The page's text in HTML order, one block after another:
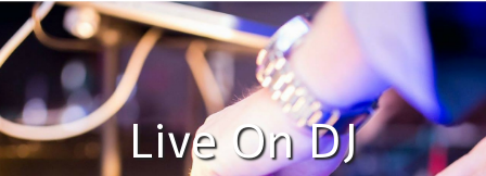
בית
DJ'S
DJ SWED
DJ PIPE
Live On DJ